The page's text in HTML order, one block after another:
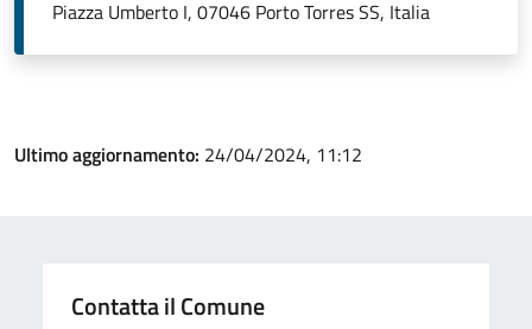
Piazza Umberto I, 07046 Porto Torres SS, Italia
Ultimo aggiornamento: 24/04/2024, 11:12
Contatta il Comune